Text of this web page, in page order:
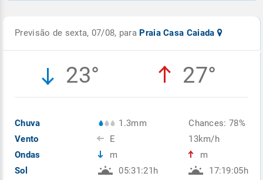
Previsão de sexta, 07/08, para Praia Casa Caiada
23° 27°
Chuva
Vento
Ondas
Sol
1.3mm
E
m
05:31:21h
Chances: 78%
13km/h
m
17:19:05h